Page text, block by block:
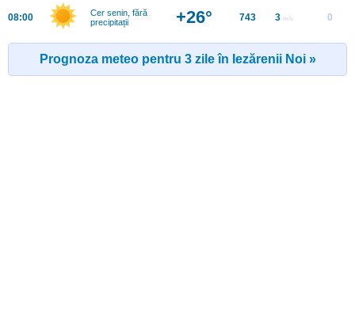
08:00
Cer senin, fără
precipitații
+26° 743 3 m/s 0
Prognoza meteo pentru 3 zile în Iezărenii Noi »